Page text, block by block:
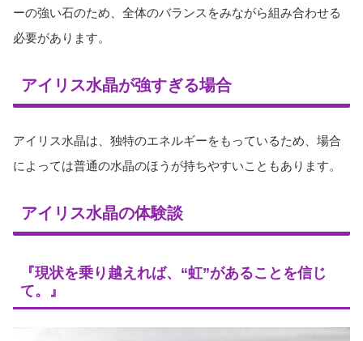
ーの強い石のため、全体のバランスをみながら組み合わせる
必要があります。
アイリス水晶が強すぎる場合
アイリス水晶は、独特のエネルギーをもっているため、場合
によっては普通の水晶のほうが持ちやすいこともあります。
アイリス水晶の体験談
『現状を乗り越えれば、“虹”があることを信じ
て。』